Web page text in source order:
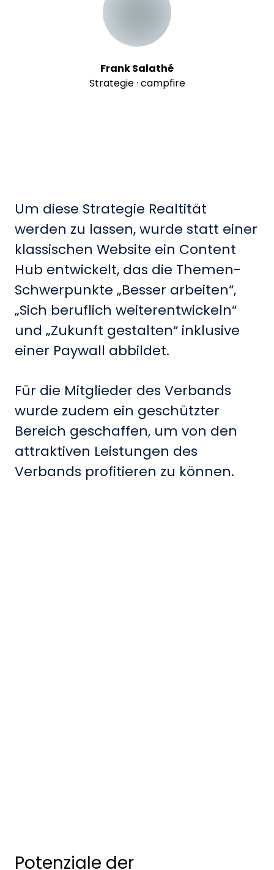
Frank Salathé
Strategie · campfire
Um diese Strategie Realtität
werden zu lassen, wurde statt einer
klassischen Website ein Content
Hub entwickelt, das die Themen-
Schwerpunkte „Besser arbeiten“,
„Sich beruflich weiterentwickeln“
und „Zukunft gestalten“ inklusive
einer Paywall abbildet.
Für die Mitglieder des Verbands
wurde zudem ein geschützter
Bereich geschaffen, um von den
attraktiven Leistungen des
Verbands profitieren zu können.
Potenziale der